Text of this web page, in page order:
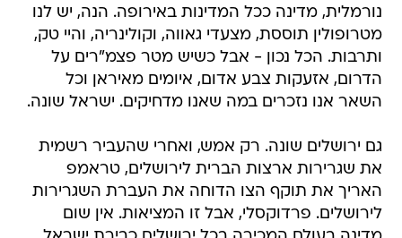
נורמלית, מדינה ככל המדינות באירופה. הנה, יש לנו
מטרופולין תוססת, מצעדי גאווה, וקולינריה, והיי טק,
ותרבות. הכל נכון - אבל כשיש מטר פצמ"רים על
הדרום, אזעקות צבע אדום, איומים מאיראן וכל
השאר אנו נזכרים במה שאנו מדחיקים. ישראל שונה.
גם ירושלים שונה. רק אמש, ואחרי שהעביר רשמית
את שגרירות ארצות הברית לירושלים, טראמפ
האריך את תוקף הצו הדוחה את העברת השגרירות
לירושלים. פרדוקסלי, אבל זו המציאות. אין שום